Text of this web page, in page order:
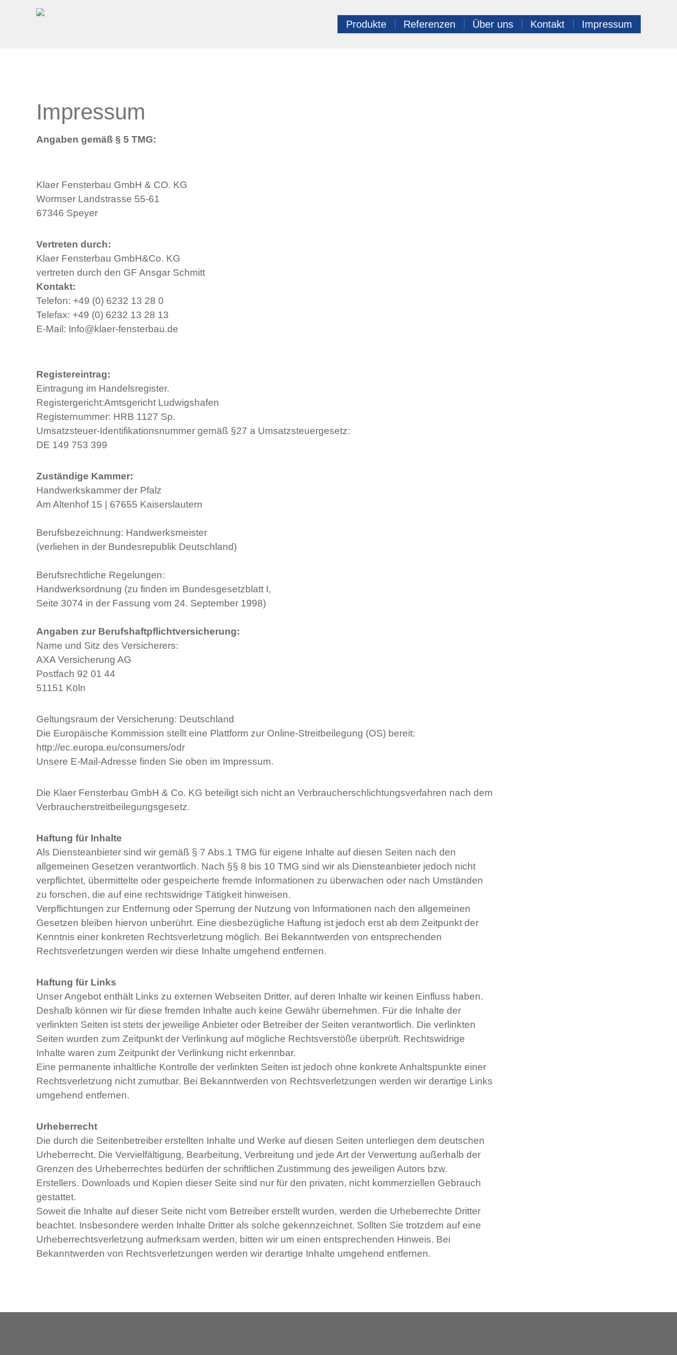
Produkte Referenzen Über uns Kontakt Impressum
Impressum
Angaben gemäß § 5 TMG:
Klaer Fensterbau GmbH & CO. KG
Wormser Landstrasse 55-61
67346 Speyer
Vertreten durch:
Klaer Fensterbau GmbH&Co. KG
vertreten durch den GF Ansgar Schmitt
Kontakt:
Telefon: +49 (0) 6232 13 28 0
Telefax: +49 (0) 6232 13 28 13
E-Mail: Info@klaer-fensterbau.de
Registereintrag:
Eintragung im Handelsregister.
Registergericht:Amtsgericht Ludwigshafen
Registernummer: HRB 1127 Sp.
Umsatzsteuer-Identifikationsnummer gemäß §27 a Umsatzsteuergesetz:
DE 149 753 399
Zuständige Kammer:
Handwerkskammer der Pfalz
Am Altenhof 15 | 67655 Kaiserslautern
Berufsbezeichnung: Handwerksmeister
(verliehen in der Bundesrepublik Deutschland)
Berufsrechtliche Regelungen:
Handwerksordnung (zu finden im Bundesgesetzblatt I,
Seite 3074 in der Fassung vom 24. September 1998)
Angaben zur Berufshaftpflichtversicherung:
Name und Sitz des Versicherers:
AXA Versicherung AG
Postfach 92 01 44
51151 Köln
Geltungsraum der Versicherung: Deutschland
Die Europäische Kommission stellt eine Plattform zur Online-Streitbeilegung (OS) bereit:
http://ec.europa.eu/consumers/odr
Unsere E-Mail-Adresse finden Sie oben im Impressum.
Die Klaer Fensterbau GmbH & Co. KG beteiligt sich nicht an Verbraucherschlichtungsverfahren nach dem
Verbraucherstreitbeilegungsgesetz.
Haftung für Inhalte
Als Diensteanbieter sind wir gemäß § 7 Abs.1 TMG für eigene Inhalte auf diesen Seiten nach den
allgemeinen Gesetzen verantwortlich. Nach §§ 8 bis 10 TMG sind wir als Diensteanbieter jedoch nicht
verpflichtet, übermittelte oder gespeicherte fremde Informationen zu überwachen oder nach Umständen
zu forschen, die auf eine rechtswidrige Tätigkeit hinweisen.
Verpflichtungen zur Entfernung oder Sperrung der Nutzung von Informationen nach den allgemeinen
Gesetzen bleiben hiervon unberührt. Eine diesbezügliche Haftung ist jedoch erst ab dem Zeitpunkt der
Kenntnis einer konkreten Rechtsverletzung möglich. Bei Bekanntwerden von entsprechenden
Rechtsverletzungen werden wir diese Inhalte umgehend entfernen.
Haftung für Links
Unser Angebot enthält Links zu externen Webseiten Dritter, auf deren Inhalte wir keinen Einfluss haben.
Deshalb können wir für diese fremden Inhalte auch keine Gewähr übernehmen. Für die Inhalte der
verlinkten Seiten ist stets der jeweilige Anbieter oder Betreiber der Seiten verantwortlich. Die verlinkten
Seiten wurden zum Zeitpunkt der Verlinkung auf mögliche Rechtsverstöße überprüft. Rechtswidrige
Inhalte waren zum Zeitpunkt der Verlinkung nicht erkennbar.
Eine permanente inhaltliche Kontrolle der verlinkten Seiten ist jedoch ohne konkrete Anhaltspunkte einer
Rechtsverletzung nicht zumutbar. Bei Bekanntwerden von Rechtsverletzungen werden wir derartige Links
umgehend entfernen.
Urheberrecht
Die durch die Seitenbetreiber erstellten Inhalte und Werke auf diesen Seiten unterliegen dem deutschen
Urheberrecht. Die Vervielfältigung, Bearbeitung, Verbreitung und jede Art der Verwertung außerhalb der
Grenzen des Urheberrechtes bedürfen der schriftlichen Zustimmung des jeweiligen Autors bzw.
Erstellers. Downloads und Kopien dieser Seite sind nur für den privaten, nicht kommerziellen Gebrauch
gestattet.
Soweit die Inhalte auf dieser Seite nicht vom Betreiber erstellt wurden, werden die Urheberrechte Dritter
beachtet. Insbesondere werden Inhalte Dritter als solche gekennzeichnet. Sollten Sie trotzdem auf eine
Urheberrechtsverletzung aufmerksam werden, bitten wir um einen entsprechenden Hinweis. Bei
Bekanntwerden von Rechtsverletzungen werden wir derartige Inhalte umgehend entfernen.